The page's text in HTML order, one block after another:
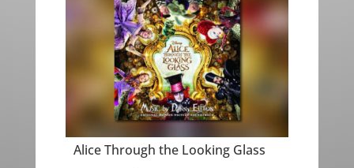
Alice Through the Looking Glass